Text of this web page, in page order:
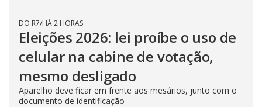
DO R7/HÁ 2 HORAS
Eleições 2026: lei proíbe o uso de
celular na cabine de votação,
mesmo desligado
Aparelho deve ficar em frente aos mesários, junto com o
documento de identificação